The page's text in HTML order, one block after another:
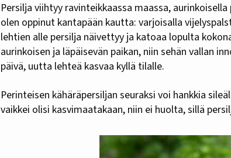
Persilja viihtyy ravinteikkaassa maassa,
olen oppinut kantapään kautta: varjoisalla
lehtien alle persilja näivettyy ja katoaa lopulta
aurinkoisen ja läpäisevän paikan, niin sehän vallan
päivä, uutta lehteä kasvaa kyllä tilalle.
Perinteisen kähäräpersiljan seuraksi voi hankkia
vaikkei olisi kasvimaatakaan, niin ei huolta, sillä